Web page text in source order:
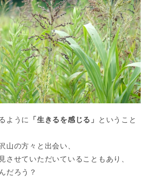
ように 「生きるを感じる」
ということ
山の方々と出会い、
させていただいていることもあり、
だろう？